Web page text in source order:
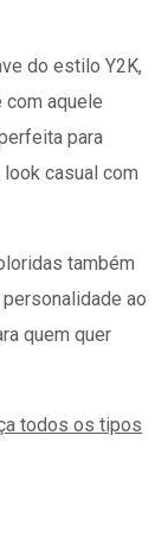
do estilo Y2K,
com aquele
para
casual com
também
ao
quem quer
todos os tipos